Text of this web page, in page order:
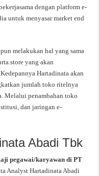
dengan platform e-
untuk menyasar market end
melakukan hal yang sama
yang akan
Hartadinata akan
jumlah toko ritelnya
Melalui penambahan toko
dan jaringan e-
Abadi Tbk
pegawai/karyawan di PT
Analyst Hartadinata Abadi